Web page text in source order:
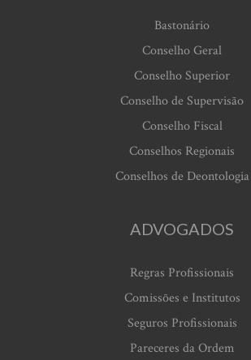
Bastonário
Conselho Geral
Conselho Superior
Conselho de Supervisão
Conselho Fiscal
Conselhos Regionais
Conselhos de Deontologia
ADVOGADOS
Regras Profissionais
Comissões e Institutos
Seguros Profissionais
Pareceres da Ordem